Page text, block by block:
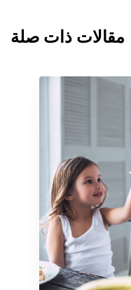
مقالات ذات صلة